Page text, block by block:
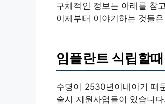
구체적인 정보는 아래를 참
이제부터 이야기하는 것들
임플란트 식립할
수명이 2530년이내이기 때
술시 지원사업들이 있습니